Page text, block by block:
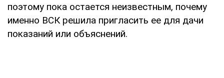
поэтому пока остается неизвестным, почему
именно ВСК решила пригласить ее для дачи
показаний или объяснений.